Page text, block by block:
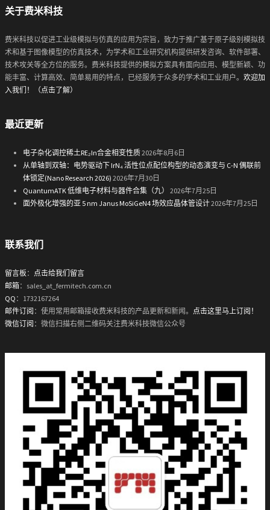
关于费米科技
费米科技以促进工业级模拟与仿真的应用为宗旨，致力于推广基于原子级别模拟技
术和基于图像模型的仿真技术，为学术和工业研究机构提供研发咨询、软件部署、
技术攻关等全方位的服务。费米科技提供的模拟方案具有面向应用、模型新颖、功
能丰富、计算高效、简单易用的特点，已经服务于众多的学术和工业用户。 欢迎加
入我们！（点击了解）
最近更新
电子杂化调控稀土RE₂In合金相变性质2026年8月6日
从单轴到双轴：电势驱动下 IrN₄ 活性位点配位构型的动态演变与 C-N 偶联前
体锁定(Nano Research 2026) 2026年7月30日
QuantumATK 低维电子材料与器件合集（九）
2026年7月25日
面外极化增强的亚 5 nm Janus MoSiGeN4 场效应晶体管设计2026年7月25日
联系我们
留言板 ： 点击给我们留言
邮箱：sales_at_fermitech.com.cn
QQ ：1732167264
邮件订阅 ：使用常用邮箱接收费米科技的产品更新和新闻。 点击这里马上订阅！
微信订阅 ：微信扫描右侧二维码关注费米科技微信公众号